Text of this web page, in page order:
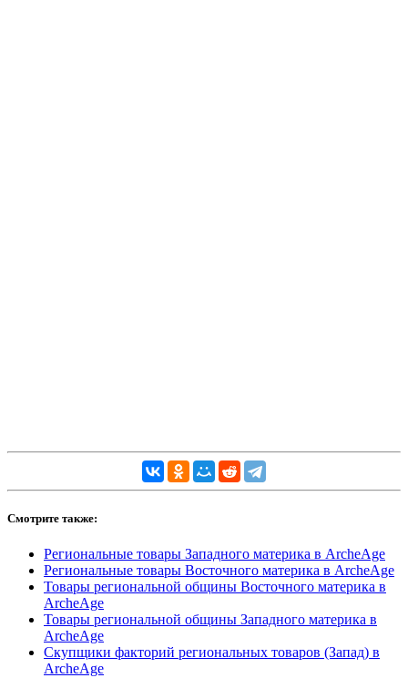
Смотрите также:
Региональные товары Западного материка в ArcheAge
Региональные товары Восточного материка в ArcheAge
Товары региональной общины Восточного материка в
ArcheAge
Товары региональной общины Западного материка в
ArcheAge
Скупщики факторий региональных товаров (Запад) в
ArcheAge